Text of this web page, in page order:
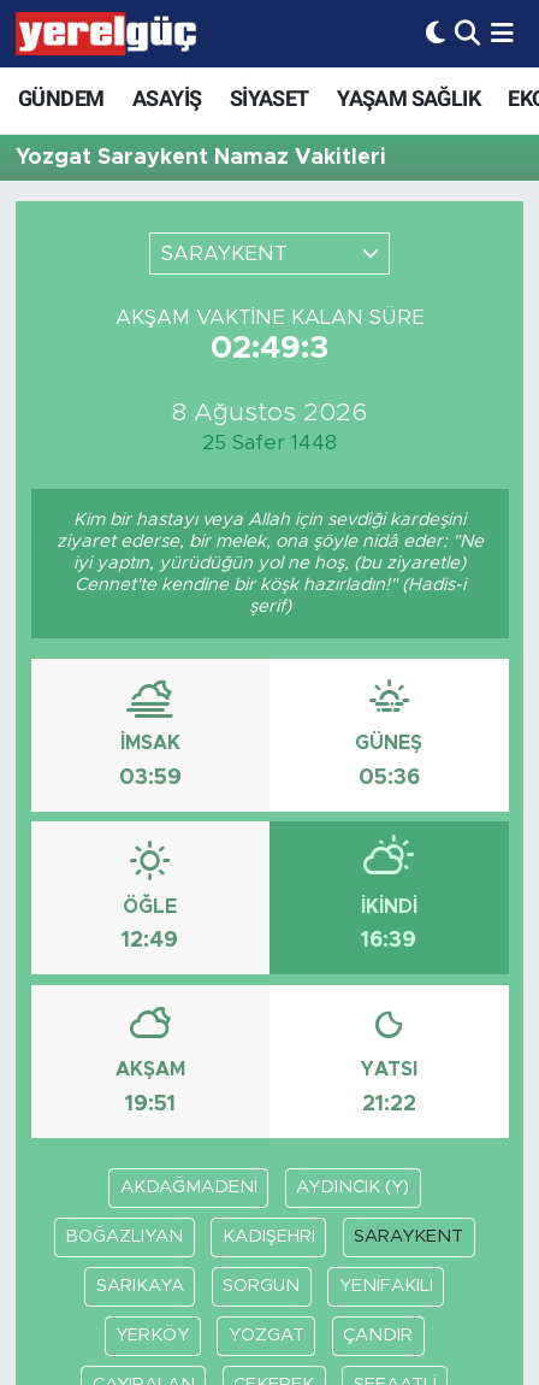
GÜNDEM ASAYİŞ SİYASET YAŞAM SAĞLIK
Yozgat Saraykent Namaz Vakitleri
SARAYKENT
AKŞAM VAKTINE KALAN SÜRE
02:49:3
8 Ağustos 2026
25 Safer 1448
Kim bir hastayı veya Allah için sevdiği kardeşini
ziyaret ederse, bir melek, ona şöyle nidâ eder: "Ne
iyi yaptın, yürüdüğün yol ne hoş, (bu ziyaretle)
Cennet'te kendine bir köşk hazırladın!" (Hadis-i
şerif)
İMSAK
03:59
GÜNEŞ
05:36
ÖĞLE
12:49
İKINDI
16:39
AKŞAM
19:51
YATSI
21:22
AKDAĞMADENİ AYDINCIK (Y)
BOĞAZLIYAN KADIŞEHRİ SARAYKENT
SARIKAYA SORGUN YENİFAKILI
YERKÖY YOZGAT ÇANDIR